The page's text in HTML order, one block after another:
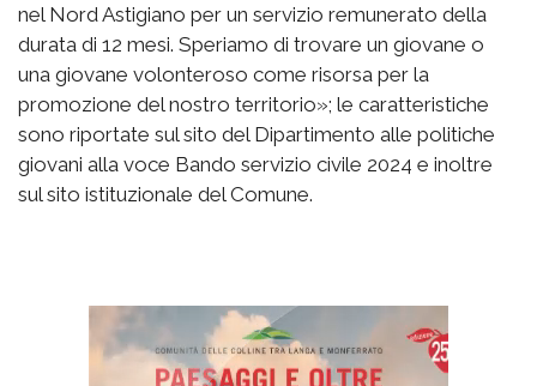
nel Nord Astigiano per un servizio remunerato della
durata di 12 mesi. Speriamo di trovare un giovane o
una giovane volonteroso come risorsa per la
promozione del nostro territorio»; le caratteristiche
sono riportate sul sito del Dipartimento alle politiche
giovani alla voce Bando servizio civile 2024 e inoltre
sul sito istituzionale del Comune.